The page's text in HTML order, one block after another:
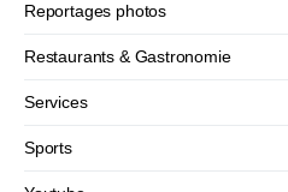
Reportages photos
Restaurants & Gastronomie
Services
Sports